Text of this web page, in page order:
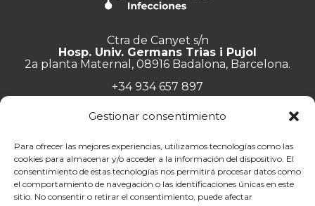
Gestionar consentimiento
Para ofrecer las mejores experiencias, utilizamos tecnologías como las
cookies para almacenar y/o acceder a la información del dispositivo. El
consentimiento de estas tecnologías nos permitirá procesar datos como
el comportamiento de navegación o las identificaciones únicas en este
sitio. No consentir o retirar el consentimiento, puede afectar
Ctra de Canyet s/n
Hosp. Univ. Germans Trias i Pujol
2a planta Maternal, 08916 Badalona, Barcelona.
+34 934 657 897
info@lluita.org
Trabaja con nosotros
Transparencia